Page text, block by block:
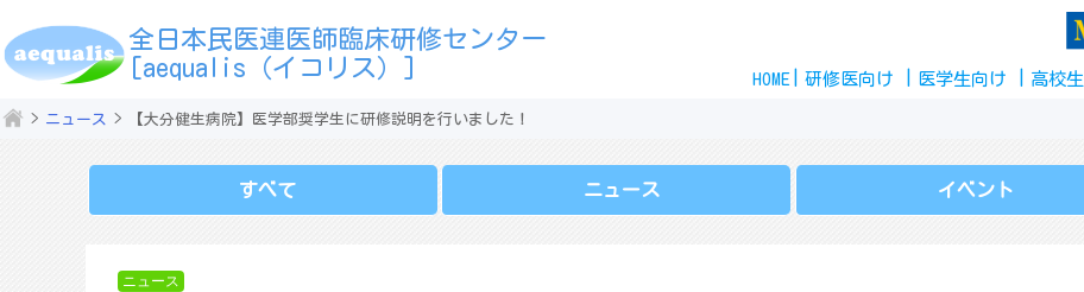
content
全日本民医連医師臨床研修センター
[aequalis（イコリス）]
HOME 研修医向け 医学生向け 高校生
ニュース 【大分健生病院】医学部奨学生に研修説明を行いました！
すべて ニュース イベント
ニュース